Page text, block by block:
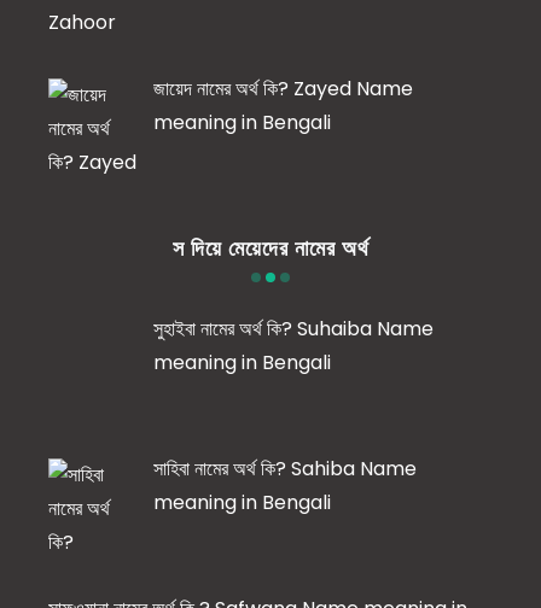
জায়েদ নামের অর্থ কি? Zayed Name
meaning in Bengali
স দিয়ে মেয়েদের নামের অর্থ
সুহাইবা নামের অর্থ কি? Suhaiba Name
meaning in Bengali
সাহিবা নামের অর্থ কি? Sahiba Name
meaning in Bengali